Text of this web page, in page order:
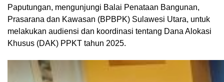
Paputungan, mengunjungi Balai Penataan Bangunan,
Prasarana dan Kawasan (BPBPK) Sulawesi Utara, untuk
melakukan audiensi dan koordinasi tentang Dana Alokasi
Khusus (DAK) PPKT tahun 2025.